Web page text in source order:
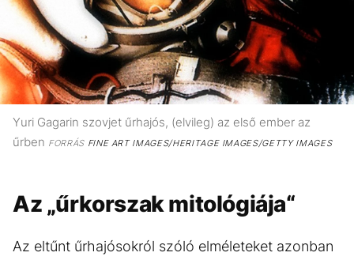
Yuri Gagarin szovjet űrhajós, (elvileg) az első ember az
űrben FORRÁSFINE ART IMAGES/HERITAGE IMAGES/GETTY IMAGES
Az „űrkorszak mitológiája“
Az eltűnt űrhajósokról szóló elméleteket azonban